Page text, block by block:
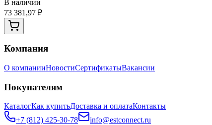
В наличии
73 381,97 ₽
Компания
О компанииНовостиСертификатыВакансии
Покупателям
КаталогКак купитьДоставка и оплатаКонтакты
+7 (812) 425-30-78
info@estconnect.ru